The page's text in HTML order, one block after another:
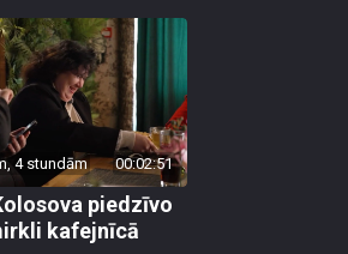
4 stundām 00:02:51
piedzīvo
kafejnīcā